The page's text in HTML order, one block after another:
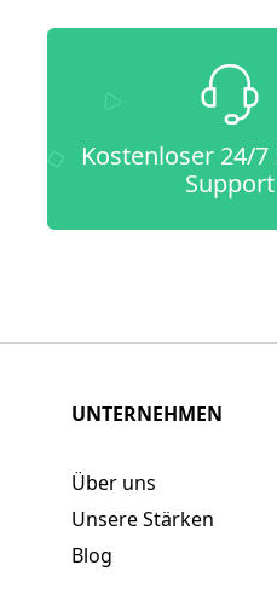
Kostenloser 24/
Support
UNTERNEHMEN
Über uns
Unsere Stärken
Blog